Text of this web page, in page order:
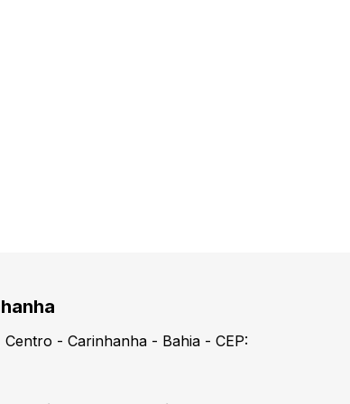
- Carinhanha - Bahia - CEP: